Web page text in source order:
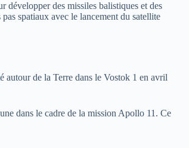
développer des missiles balistiques et des
spatiaux avec le lancement du satellite
autour de la Terre dans le Vostok 1 en avril
dans le cadre de la mission Apollo 11. Ce